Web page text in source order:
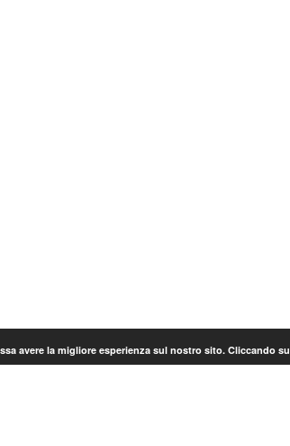
avere la migliore esperienza sul nostro sito. Cliccando su